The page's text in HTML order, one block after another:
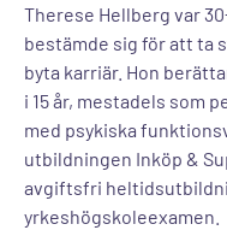
Therese Hellberg var
bestämde sig för att ta
byta karriär. Hon
i 15 år, mestadels som
med psykiska
utbildningen Inköp &
avgiftsfri
yrkeshögskoleexamen.